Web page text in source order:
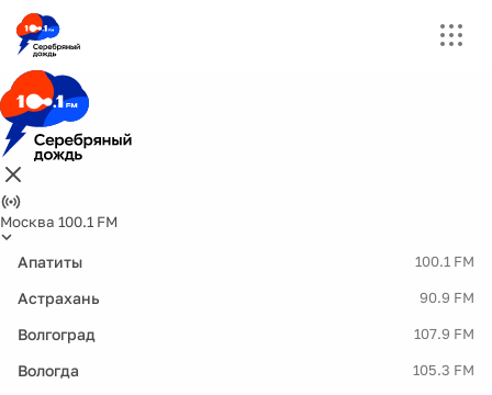
Москва 100.1 FM
Апатиты 100.1 FM
Астрахань 90.9 FM
Волгоград 107.9 FM
Вологда 105.3 FM